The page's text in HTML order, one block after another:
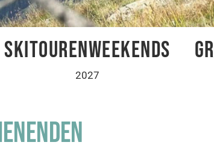
SKITOURENWEEKENDS
2027